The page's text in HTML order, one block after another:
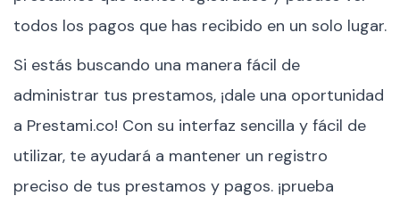
todos los pagos que has recibido en un solo lugar.
Si estás buscando una manera fácil de
administrar tus prestamos, ¡dale una oportunidad
a Prestami.co! Con su interfaz sencilla y fácil de
utilizar, te ayudará a mantener un registro
preciso de tus prestamos y pagos. ¡prueba